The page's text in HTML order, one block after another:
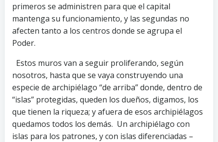
primeros se administren para que el capital
mantenga su funcionamiento, y las segundas no
afecten tanto a los centros donde se agrupa el
Poder.
Estos muros van a seguir proliferando, según
nosotros, hasta que se vaya construyendo una
especie de archipiélago “de arriba” donde, dentro de
“islas” protegidas, queden los dueños, digamos, los
que tienen la riqueza; y afuera de esos archipiélagos
quedamos todos los demás. Un archipiélago con
islas para los patrones, y con islas diferenciadas –